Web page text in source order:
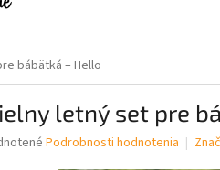
bábätká – Hello
letný set pre
Podrobnosti hodnotenia